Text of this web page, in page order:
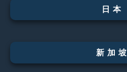
日本
新加坡